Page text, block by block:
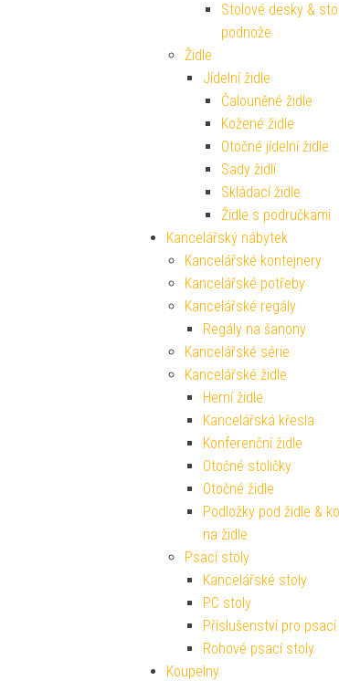
Stolové desky &
podnože
Židle
Jídelní židle
Čalouněné židle
Kožené židle
Otočné jídelní židle
Sady židlí
Skládací židle
Židle s područkami
Kancelářský nábytek
Kancelářské kontejnery
Kancelářské potřeby
Kancelářské regály
Regály na šanony
Kancelářské série
Kancelářské židle
Herní židle
Kancelářská křesla
Konferenční židle
Otočné stoličky
Otočné židle
Podložky pod židle &
na židle
Psací stoly
Kancelářské stoly
PC stoly
Příslušenství pro
Rohové psací stoly
Koupelny